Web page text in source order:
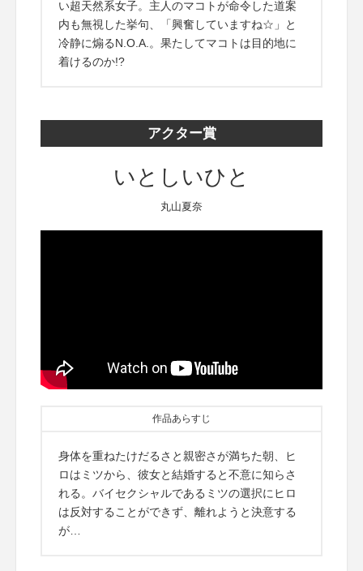
い超天然系女子。主人のマコトが命令した道案
内も無視した挙句、「興奮していますね☆」と
冷静に煽るN.O.A.。果たしてマコトは目的地に
着けるのか!?
アクター賞
いとしいひと
丸山夏奈
作品あらすじ
身体を重ねたけだるさと親密さが満ちた朝、ヒ
ロはミツから、彼女と結婚すると不意に知らさ
れる。バイセクシャルであるミツの選択にヒロ
は反対することができず、離れようと決意する
が…